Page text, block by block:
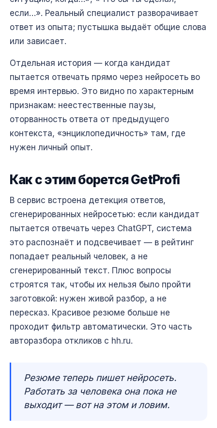
если…». Реальный специалист разворачивает
ответ из опыта; пустышка выдаёт общие слова
или зависает.
Отдельная история — когда кандидат
пытается отвечать прямо через нейросеть во
время интервью. Это видно по характерным
признакам: неестественные паузы,
оторванность ответа от предыдущего
контекста, «энциклопедичность» там, где
нужен личный опыт.
Как с этим борется GetProfi
В сервис встроена детекция ответов,
сгенерированных нейросетью: если кандидат
пытается отвечать через ChatGPT, система
это распознаёт и подсвечивает — в рейтинг
попадает реальный человек, а не
сгенерированный текст. Плюс вопросы
строятся так, чтобы их нельзя было пройти
заготовкой: нужен живой разбор, а не
пересказ. Красивое резюме больше не
проходит фильтр автоматически. Это часть
авторазбора откликов с hh.ru.
Резюме теперь пишет нейросеть.
Работать за человека она пока не
выходит — вот на этом и ловим.